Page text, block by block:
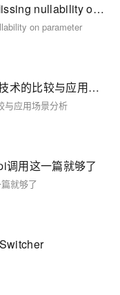
Android Framework增加API 报错 Missing nullability on parameter
on parameter
微信API：探究Android平台下Hook技术的比较与应用场景分析
与应用场景分析
用这一篇就够了
就够了